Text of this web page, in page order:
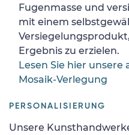
Fugenmasse und
mit einem
Ergebnis zu erzielen.
Lesen Sie hier
Mosaik-Verlegung
PERSONALISIERUNG
Unsere